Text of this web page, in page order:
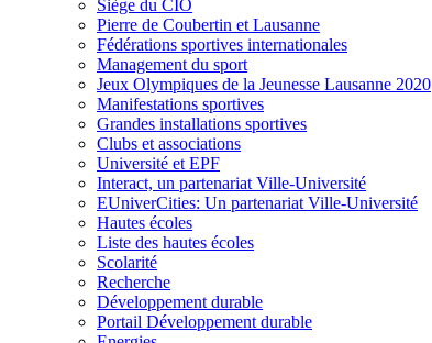
Siège du CIO
Pierre de Coubertin et Lausanne
Fédérations sportives internationales
Management du sport
Jeux Olympiques de la Jeunesse Lausanne 2020
Manifestations sportives
Grandes installations sportives
Clubs et associations
Université et EPF
Interact, un partenariat Ville-Université
EUniverCities: Un partenariat Ville-Université
Hautes écoles
Liste des hautes écoles
Scolarité
Recherche
Développement durable
Portail Développement durable